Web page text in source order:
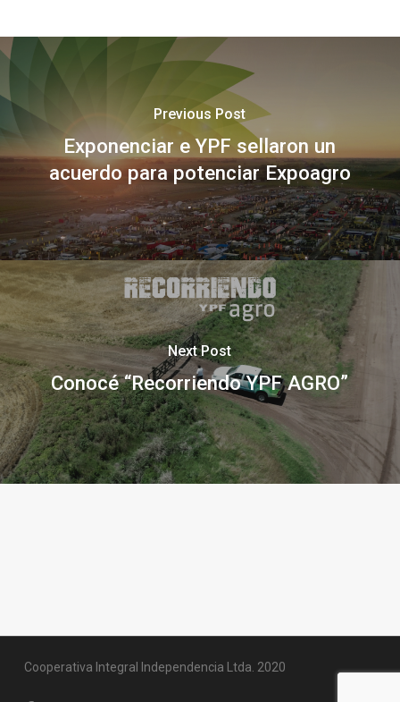
Previous Post
Exponenciar e YPF sellaron un
acuerdo para potenciar Expoagro
Next Post
Conocé “Recorriendo YPF AGRO”
Cooperativa Integral Independencia Ltda. 2020